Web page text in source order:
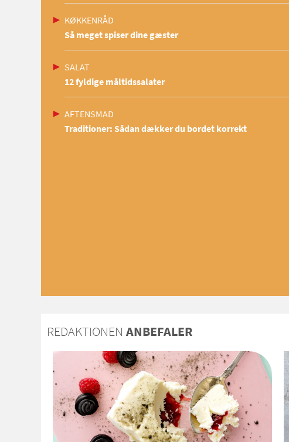
KØKKENRÅD
Så meget spiser dine gæster
SALAT
12 fyldige måltidssalater
AFTENSMAD
Traditioner: Sådan dækker du bordet korrekt
REDAKTIONEN ANBEFALER